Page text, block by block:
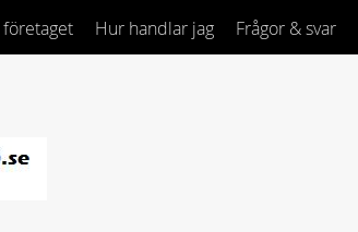
Hur handlar jag Frågor & svar